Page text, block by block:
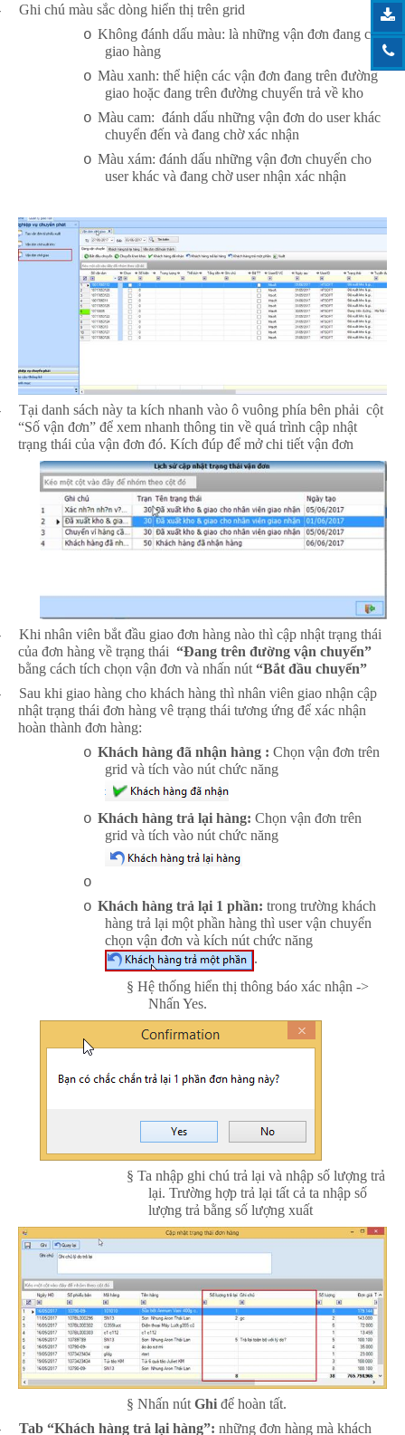
Ghi chú màu sắc dòng hiển thị trên grid
o Không đánh dấu màu: là những vận đơn đang chờ
giao hàng
o Màu xanh: thể hiện các vận đơn đang trên đường
giao hoặc đang trên đường chuyển trả về kho
o Màu cam: đánh dấu những vận đơn do user khác
chuyển đến và đang chờ xác nhận
o Màu xám: đánh dấu những vận đơn chuyển cho
user khác và đang chờ user nhận xác nhận
Tại danh sách này ta kích nhanh vào ô vuông phía bên phải cột
“Số vận đơn” để xem nhanh thông tin về quá trình cập nhật
trạng thái của vận đơn đó. Kích đúp để mở chi tiết vận đơn
Khi nhân viên bắt đầu giao đơn hàng nào thì cập nhật trạng thái
của đơn hàng về trạng thái “Đang trên đường vận chuyển”
bằng cách tích chọn vận đơn và nhấn nút“Bắt đầu chuyển”
Sau khi giao hàng cho khách hàng thì nhân viên giao nhận cập
nhật trạng thái đơn hàng vê trạng thái tương ứng để xác nhận
hoàn thành đơn hàng:
o Khách hàng đã nhận hàng : Chọn vận đơn trên
grid và tích vào nút chức năng
o Khách hàng trả lại hàng: Chọn vận đơn trên
grid và tích vào nút chức năng
o
o Khách hàng trả lại 1 phần: trong trường khách
hàng trả lại một phần hàng thì user vận chuyển
chọn vận đơn và kích nút chức năng
.
§ Hệ thống hiển thị thông báo xác nhận ->
Nhấn Yes.
§ Ta nhập ghi chú trả lại và nhập số lượng trả
lại. Trường hợp trả lại tất cả ta nhập số
lượng trả bằng số lượng xuất
§ Nhấn nút Ghi để hoàn tất.
Tab “Khách hàng trả lại hàng”: những đơn hàng mà khách